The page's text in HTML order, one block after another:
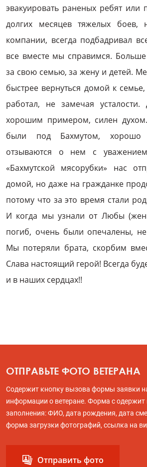
эвакуировать раненых ребят или
долгих месяцев тяжелых
компании, всегда подбадривал
все вместе мы справимся.
за свою семью, за жену и детей.
быстрее вернуться домой к
работал, не замечая
хорошим примером, силен
были под Бахмутом,
отзываются о нем с
«Бахмутской мясорубки» нас
домой, но даже на гражданке
потому что за это время стали
И когда мы узнали от Любы
погиб, очень были опечалены,
Мы потеряли брата, скорбим
Слава настоящий герой! Всегда
и в наших сердцах!!
ОТПРАВЬТЕ ФОТО ВЕТЕРАНА
Содержит кнопку вызова формы заявки
информации о ветеране. Форма с одержит
заполнения: ФИО, дата рождения, дата
форма загрузки фотографий, ссылка на
Отправить фото